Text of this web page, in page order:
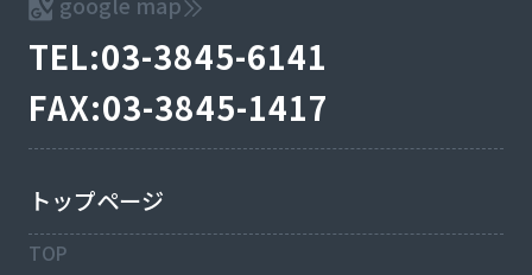
TEL:03-3845-6141
FAX:03-3845-1417
トップページ
TOP